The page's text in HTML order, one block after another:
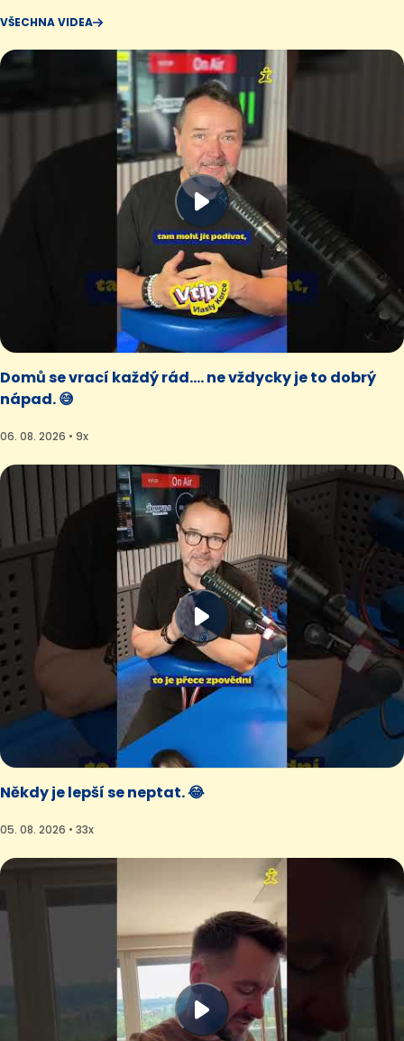
VŠECHNA VIDEA
Domů se vrací každý rád.... ne vždycky je to dobrý
nápad. 😅
06. 08. 2026 • 9x
Někdy je lepší se neptat. 😂
05. 08. 2026 • 33x